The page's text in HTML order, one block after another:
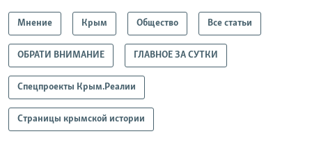
Мнение Крым Общество Все статьи
ОБРАТИ ВНИМАНИЕ ГЛАВНОЕ ЗА СУТКИ
Спецпроекты Крым.Реалии
Страницы крымской истории